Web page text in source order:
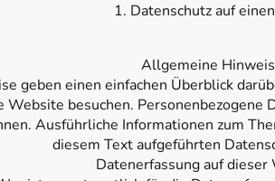
1. Datenschutz auf
Allgemeine
geben einen einfachen Überblick
Website besuchen.
Ausführliche Informationen zum
diesem Text aufgeführten
Datenerfassung auf dieser